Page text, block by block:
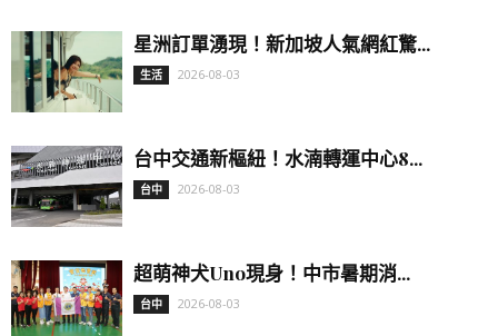
星洲訂單湧現！新加坡人氣網紅驚...
生活 2026-08-03
台中交通新樞紐！水湳轉運中心8...
台中 2026-08-03
超萌神犬Uno現身！中市暑期消...
台中 2026-08-03